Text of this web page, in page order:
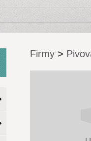
Firmy >